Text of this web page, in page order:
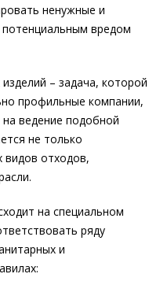
ненужные и
вредом
– задача, которой
профильные компании,
ведение подобной
не только
видов отходов,
на специальном
ряду
и